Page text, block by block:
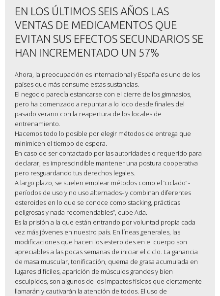
EN LOS ÚLTIMOS SEIS AÑOS LAS
VENTAS DE MEDICAMENTOS QUE
EVITAN SUS EFECTOS SECUNDARIOS SE
HAN INCREMENTADO UN 57%
Ahora, la preocupación es internacional y España es uno de los
países que más consume estas sustancias.
El negocio parecía estancarse con el cierre de los gimnasios,
pero ha comenzado a repuntar a lo loco desde finales del
pasado verano con la reapertura de los locales de
entrenamiento.
Hacemos todo lo posible por elegir métodos de entrega que
minimicen el tiempo de espera.
En caso de ser contactado por las autoridades o requerido para
declarar, es imprescindible mantener una postura cooperativa
pero resguardando tus derechos legales.
A largo plazo, se suelen emplear métodos como el ‘ciclado’ -
períodos de uso y no uso alternados- y combinan diferentes
esteroides en lo que se conoce como stacking, prácticas
peligrosas y nada recomendables”, cube Ada.
Es la prisión a la que están entrando por voluntad propia cada
vez más jóvenes en nuestro país. En líneas generales, las
modificaciones que hacen los esteroides en el cuerpo son
apreciables a las pocas semanas de iniciar el ciclo. La ganancia
de masa muscular, tonificación, quema de grasa acumulada en
lugares difíciles, aparición de músculos grandes y bien
esculpidos, son algunos de los impactos físicos que ciertamente
llamarán y cautivarán la atención de todos. El uso de